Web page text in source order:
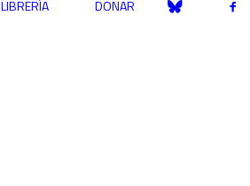
LIBRERÍA DONAR